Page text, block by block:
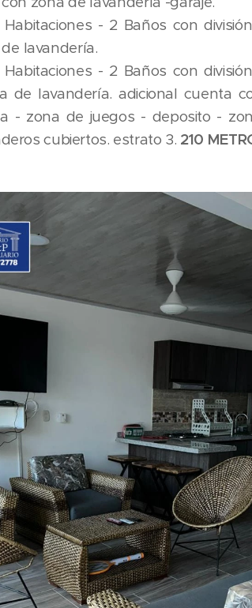
- 2 Baños con
-
- 2 Baños con
de lavandería. adicional cuenta
- zona de juegos - deposito -
cubiertos. estrato 3. 210